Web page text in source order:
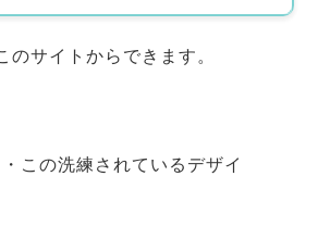
のサイトからできます。
この洗練されているデザイ